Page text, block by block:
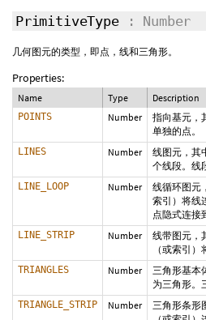
PrimitiveType : Number
几何图元的类型，即点，线和三角形。
Properties:
Name Type Description
POINTS Number
指向基元，
单独的点。
LINES Number
线图元，其
个线段。线
LINE_LOOP Number
线循环图元
索引）将线
点隐式连接
LINE_STRIP Number
线带图元，
（或索引）
TRIANGLES Number
三角形基本
为三角形。
TRIANGLE_STRIP Number
三角形条形